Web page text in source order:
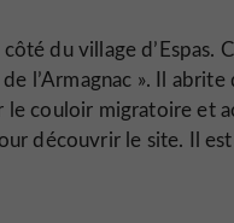
du village d’Espas.
l’Armagnac ». Il abrite
le couloir migratoire et
découvrir le site. Il